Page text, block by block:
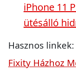
iPhone 11
ütésálló
Hasznos linkek:
Fixity Házhoz